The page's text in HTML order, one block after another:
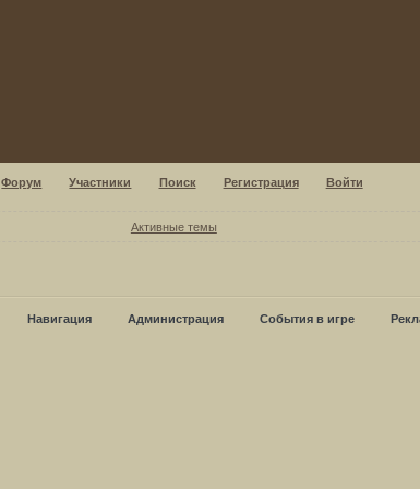
Форум Участники Поиск Регистрация Войти
Активные темы
Навигация Администрация События в игре